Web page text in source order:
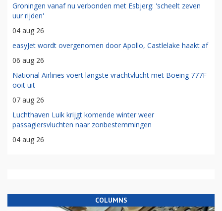
Groningen vanaf nu verbonden met Esbjerg: 'scheelt zeven
uur rijden'
04 aug 26
easyJet wordt overgenomen door Apollo, Castlelake haakt af
06 aug 26
National Airlines voert langste vrachtvlucht met Boeing 777F
ooit uit
07 aug 26
Luchthaven Luik krijgt komende winter weer
passagiersvluchten naar zonbestemmingen
04 aug 26
COLUMNS